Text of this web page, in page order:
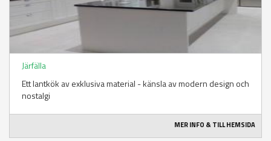
Järfälla
Ett lantkök av exklusiva material - känsla av modern design och
nostalgi
MER INFO & TILL HEMSIDA